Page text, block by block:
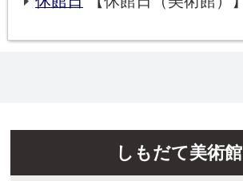
しもだて美術館